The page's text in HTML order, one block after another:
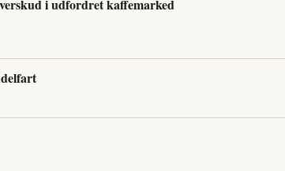
i udfordret kaffemarked